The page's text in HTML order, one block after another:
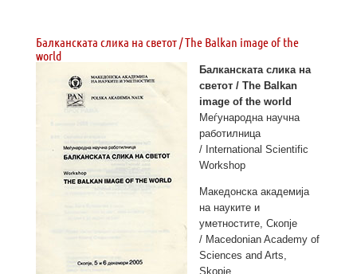
Балканската слика на светот / The Balkan image of the
world
Балканската слика на
светот / The Balkan
image of the world
Меѓународна научна
работилница
/ International Scientific
Workshop
Македонска академија
на науките и
уметностите, Скопје
/ Macedonian Academy of
Sciences and Arts,
Skopje